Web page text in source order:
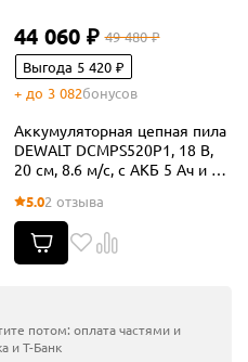
44 060 ₽ 49 480 ₽
Выгода 5 420 ₽
+ до 3 082бонусов
Аккумуляторная цепная пила
DEWALT DCMPS520P1, 18 В,
20 см, 8.6 м/с, с АКБ 5 Ач и ЗУ
5.02 отзыва
потом: оплата частями и
и Т-Банк